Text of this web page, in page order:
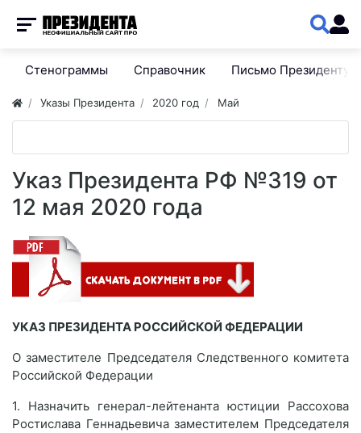
Стенограммы Справочник Письмо Президенту
Указы Президента 2020 год Май
Указ Президента РФ №319 от
12 мая 2020 года
УКАЗ ПРЕЗИДЕНТА РОССИЙСКОЙ ФЕДЕРАЦИИ
О заместителе Председателя Следственного комитета
Российской Федерации
1. Назначить генерал-лейтенанта юстиции Рассохова
Ростислава Геннадьевича заместителем Председателя